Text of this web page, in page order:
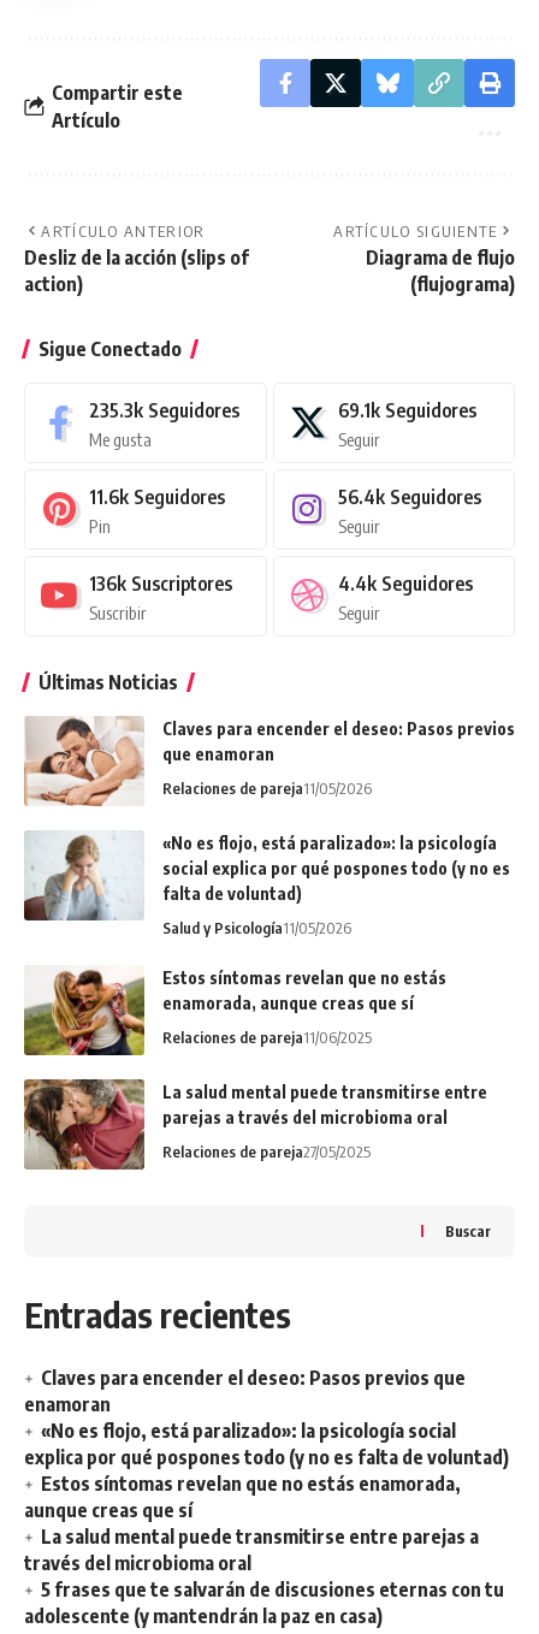
Compartir este
Artículo
ARTÍCULO ANTERIOR
Desliz de la acción (slips of
action)
ARTÍCULO SIGUIENTE
Diagrama de flujo
(flujograma)
Sigue Conectado
235.3k Seguidores
Me gusta
69.1k Seguidores
Seguir
11.6k Seguidores
Pin
56.4k Seguidores
Seguir
136k Suscriptores
Suscribir
4.4k Seguidores
Seguir
Últimas Noticias
Claves para encender el deseo: Pasos previos
que enamoran
Relaciones de pareja11/05/2026
«No es flojo, está paralizado»: la psicología
social explica por qué pospones todo (y no es
falta de voluntad)
Salud y Psicología11/05/2026
Estos síntomas revelan que no estás
enamorada, aunque creas que sí
Relaciones de pareja11/06/2025
La salud mental puede transmitirse entre
parejas a través del microbioma oral
Relaciones de pareja27/05/2025
Buscar
Entradas recientes
Claves para encender el deseo: Pasos previos que
enamoran
«No es flojo, está paralizado»: la psicología social
explica por qué pospones todo (y no es falta de voluntad)
Estos síntomas revelan que no estás enamorada,
aunque creas que sí
La salud mental puede transmitirse entre parejas a
través del microbioma oral
5 frases que te salvarán de discusiones eternas con tu
adolescente (y mantendrán la paz en casa)